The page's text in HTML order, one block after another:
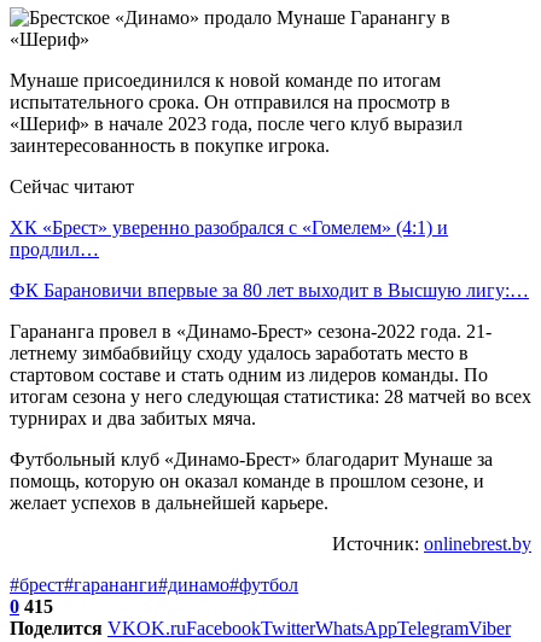
Мунаше присоединился к новой команде по итогам
испытательного срока. Он отправился на просмотр в
«Шериф» в начале 2023 года, после чего клуб выразил
заинтересованность в покупке игрока.
Сейчас читают
ХК «Брест» уверенно разобрался с «Гомелем» (4:1) и
продлил…
ФК Барановичи впервые за 80 лет выходит в Высшую лигу:…
Гарананга провел в «Динамо-Брест» сезона-2022 года. 21-
летнему зимбабвийцу сходу удалось заработать место в
стартовом составе и стать одним из лидеров команды. По
итогам сезона у него следующая статистика: 28 матчей во всех
турнирах и два забитых мяча.
Футбольный клуб «Динамо-Брест» благодарит Мунаше за
помощь, которую он оказал команде в прошлом сезоне, и
желает успехов в дальнейшей карьере.
Источник: onlinebrest.by
#брест#гарананги#динамо#футбол
0 415
Поделится VKOK.ruFacebookTwitterWhatsAppTelegramViber